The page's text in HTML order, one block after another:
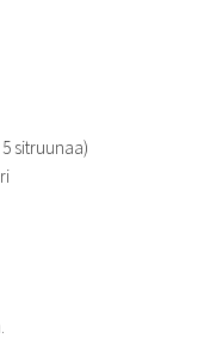
sitruunaa)